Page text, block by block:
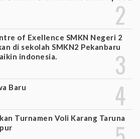
of Exellence SMKN Negeri 2
di sekolah SMKN2 Pekanbaru
indonesia.
Baru
Turnamen Voli Karang Taruna